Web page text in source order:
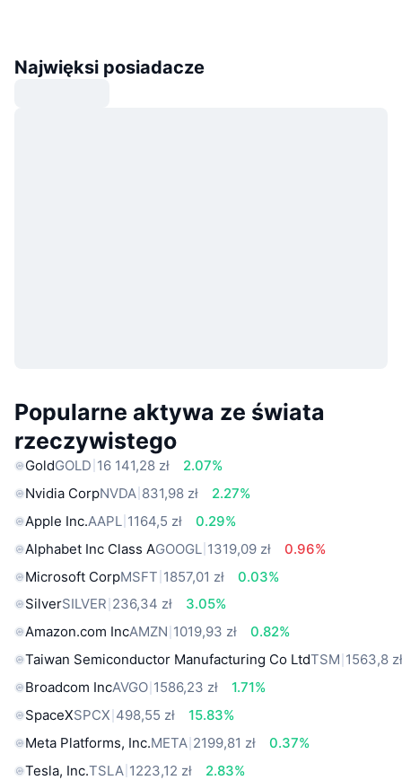
Najwięksi posiadacze
Popularne aktywa ze świata
rzeczywistego
GoldGOLD 16 141,28 zł
2.07%
Nvidia CorpNVDA 831,98 zł
2.27%
Apple Inc.AAPL 1164,5 zł
0.29%
Alphabet Inc Class AGOOGL 1319,09 zł
0.96%
Microsoft CorpMSFT 1857,01 zł
0.03%
SilverSILVER 236,34 zł
3.05%
Amazon.com IncAMZN 1019,93 zł
0.82%
Taiwan Semiconductor Manufacturing Co LtdTSM 1563,8
Broadcom IncAVGO 1586,23 zł
1.71%
SpaceXSPCX 498,55 zł
15.83%
Meta Platforms, Inc.META 2199,81 zł
0.37%
Tesla, Inc.TSLA 1223,12 zł
2.83%